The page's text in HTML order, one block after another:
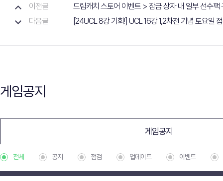
이전글
드림캐치 스토어 이벤트 > 잠금 상자 내 일부 선수팩
다음글
[24UCL 8강 기회!] UCL 16강 1,2차전 기념 토요일
게임공지
게임공지
전체 공지 점검 업데이트 이벤트